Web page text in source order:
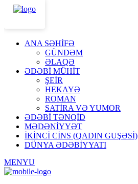
ANA SƏHİFƏ
GÜNDƏM
ƏLAQƏ
ƏDƏBİ MÜHİT
ŞEİR
HEKAYƏ
ROMAN
SATİRA VƏ YUMOR
ƏDƏBİ TƏNQİD
MƏDƏNİYYƏT
İKİNCİ CİNS (QADIN GUŞƏSİ)
DÜNYA ƏDƏBİYYATI
MENYU